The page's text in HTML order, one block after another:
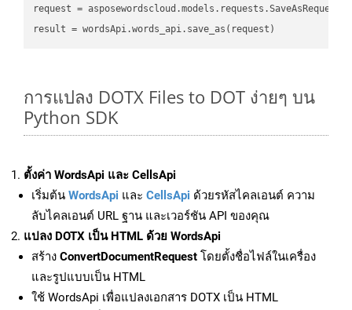
request
result
การแปลง DOTX Files to DOT ง่ายๆ บน
Python SDK
ตั้งค่า WordsApi และ CellsApi
เริ่มต้น WordsApi และ CellsApi ด้วยรหัสไคลเอนต์ ความ
ลับไคลเอนต์ URL ฐาน และเวอร์ชัน API ของคุณ
แปลง DOTX เป็น HTML ด้วย WordsApi
สร้าง ConvertDocumentRequest โดยตั้งชื่อไฟล์ในเครื่อง
และรูปแบบเป็น HTML
ใช้ WordsApi เพื่อแปลงเอกสาร DOTX เป็น HTML